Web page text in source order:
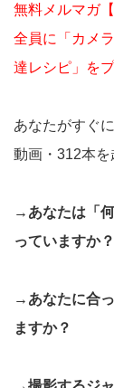
無料メルマガ
全員に「カメ
達レシピ」を
あなたがすぐ
動画・312本を
→あなたは「
っていますか
→あなたに合
ますか？